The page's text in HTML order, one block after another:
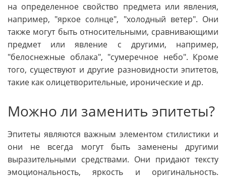
на определенное свойство предмета или явления,
например, "яркое солнце", "холодный ветер". Они
также могут быть относительными, сравнивающими
предмет или явление с другими, например,
"белоснежные облака", "сумеречное небо". Кроме
того, существуют и другие разновидности эпитетов,
такие как олицетворительные, иронические и др.
Можно ли заменить эпитеты?
Эпитеты являются важным элементом стилистики и
они не всегда могут быть заменены другими
выразительными средствами. Они придают тексту
эмоциональность, яркость и оригинальность.